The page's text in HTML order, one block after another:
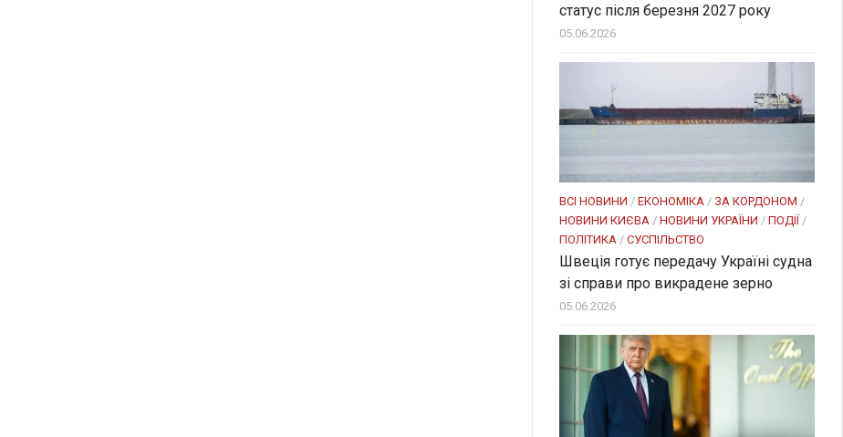
статус після березня 2027 року
05.06.2026
ВСІ НОВИНИ / ЕКОНОМІКА / ЗА КОРДОНОМ /
НОВИНИ КИЄВА / НОВИНИ УКРАЇНИ / ПОДІЇ/
ПОЛІТИКА / СУСПІЛЬСТВО
Швеція готує передачу Україні судна
зі справи про викрадене зерно
05.06.2026